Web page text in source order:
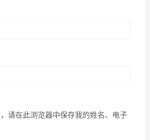
，请在此浏览器中保存我的姓名、电子